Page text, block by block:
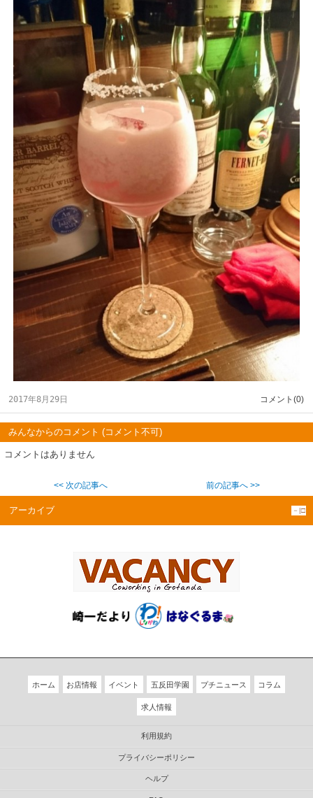
2017年8月29日 コメント(0)
みんなからのコメント (コメント不可)
コメントはありません
<< 次の記事へ 前の記事へ >>
アーカイブ －|□
ホーム お店情報 イベント 五反田学園 プチニュース コラム
求人情報
利用規約
プライバシーポリシー
ヘルプ